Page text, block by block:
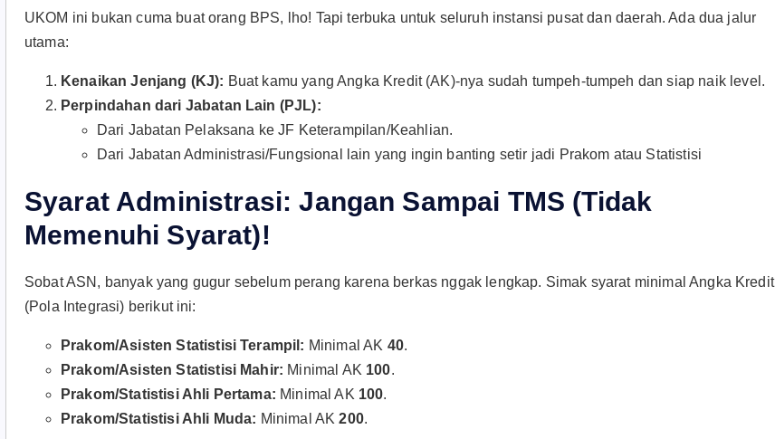
UKOM ini bukan cuma buat orang BPS, lho! Tapi terbuka untuk seluruh instansi pusat dan daerah. Ada dua jalur
utama:
Kenaikan Jenjang (KJ): Buat kamu yang Angka Kredit (AK)-nya sudah tumpeh-tumpeh dan siap naik level.
Perpindahan dari Jabatan Lain (PJL):
Dari Jabatan Pelaksana ke JF Keterampilan/Keahlian.
Dari Jabatan Administrasi/Fungsional lain yang ingin banting setir jadi Prakom atau Statistisi
Syarat Administrasi: Jangan Sampai TMS (Tidak
Memenuhi Syarat)!
Sobat ASN, banyak yang gugur sebelum perang karena berkas nggak lengkap. Simak syarat minimal Angka Kredit
(Pola Integrasi) berikut ini:
Prakom/Asisten Statistisi Terampil: Minimal AK 40.
Prakom/Asisten Statistisi Mahir: Minimal AK 100.
Prakom/Statistisi Ahli Pertama: Minimal AK 100.
Prakom/Statistisi Ahli Muda: Minimal AK200.